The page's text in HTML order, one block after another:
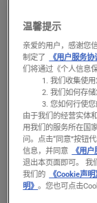
端开始变白
器人上的刀
装刀片和螺
时更换螺
在操作时松
温馨提示
亲爱的用户，感谢您
制定了
《用户服务协
们将通过《个人信息
我们收集使用
我们如何存储
您如何行使您
由于我们的经营实体
用我们的服务所在国
问。 点击“同意”按钮
信息，并同意
《用
退出本页面即可。 我
我们的
《Cookie声
明》。您也可点击